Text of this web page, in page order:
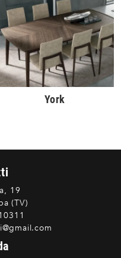
York
19
(TV)